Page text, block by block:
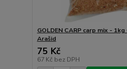
GOLDEN CARP carp mix -
Arašid
75 Kč
67 Kč bez DPH